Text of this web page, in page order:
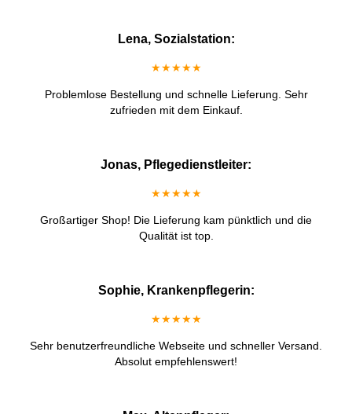
Lena, Sozialstation:
★★★★★
Problemlose Bestellung und schnelle Lieferung. Sehr
zufrieden mit dem Einkauf.
Jonas, Pflegedienstleiter:
★★★★★
Großartiger Shop! Die Lieferung kam pünktlich und die
Qualität ist top.
Sophie, Krankenpflegerin:
★★★★★
Sehr benutzerfreundliche Webseite und schneller Versand.
Absolut empfehlenswert!